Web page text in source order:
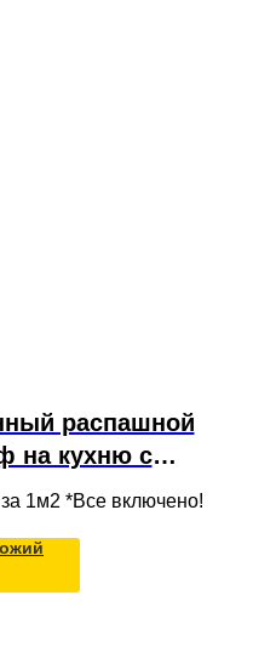
распашной
на кухню с
полками и
в потолок
1м2 *Все включено!